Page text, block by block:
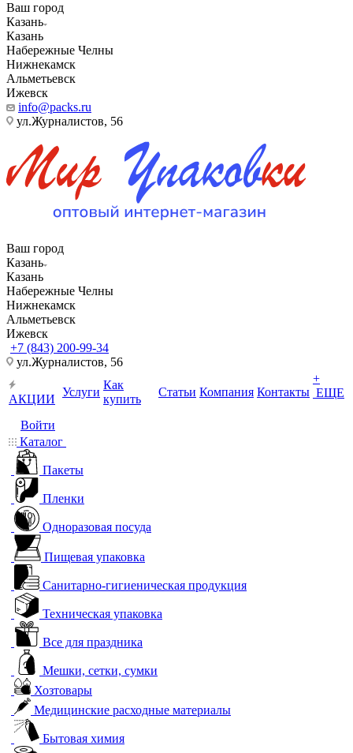
Ваш город
Казань
Казань
Набережные Челны
Нижнекамск
Альметьевск
Ижевск
info@packs.ru
ул.Журналистов, 56
Ваш город
Казань
Казань
Набережные Челны
Нижнекамск
Альметьевск
Ижевск
+7 (843) 200-99-34
ул.Журналистов, 56
АКЦИИ
Услуги
Как
купить
Статьи Компания Контакты
+
ЕЩЕ
Войти
Каталог
Пакеты
Пленки
Одноразовая посуда
Пищевая упаковка
Санитарно-гигиеническая продукция
Техническая упаковка
Все для праздника
Мешки, сетки, сумки
Хозтовары
Медицинские расходные материалы
Бытовая химия